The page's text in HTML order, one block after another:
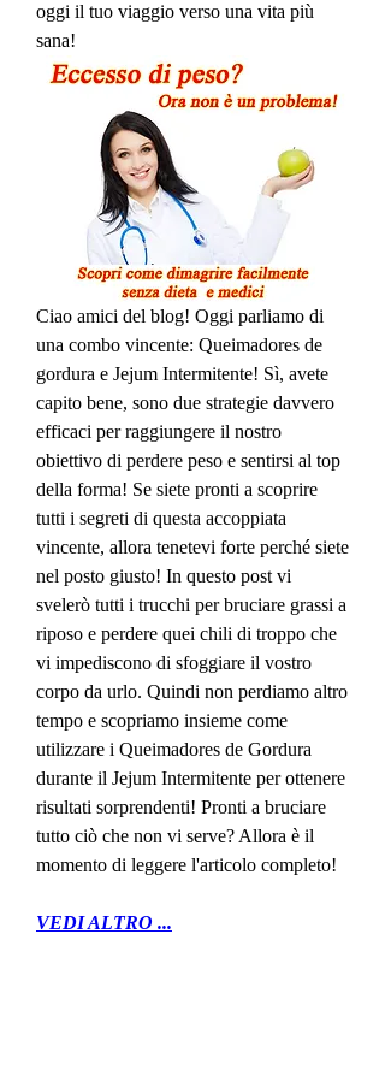
oggi il tuo viaggio verso una vita più
sana!
Ciao amici del blog! Oggi parliamo di
una combo vincente: Queimadores de
gordura e Jejum Intermitente! Sì, avete
capito bene, sono due strategie davvero
efficaci per raggiungere il nostro
obiettivo di perdere peso e sentirsi al top
della forma! Se siete pronti a scoprire
tutti i segreti di questa accoppiata
vincente, allora tenetevi forte perché siete
nel posto giusto! In questo post vi
svelerò tutti i trucchi per bruciare grassi a
riposo e perdere quei chili di troppo che
vi impediscono di sfoggiare il vostro
corpo da urlo. Quindi non perdiamo altro
tempo e scopriamo insieme come
utilizzare i Queimadores de Gordura
durante il Jejum Intermitente per ottenere
risultati sorprendenti! Pronti a bruciare
tutto ciò che non vi serve? Allora è il
momento di leggere l'articolo completo!
VEDI ALTRO ...